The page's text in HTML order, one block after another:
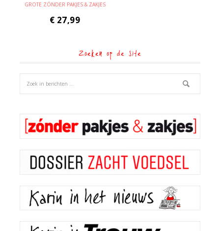
GROTE ZÓNDER PAKJES & ZAKJES
€ 27,99
Zoeken op de site